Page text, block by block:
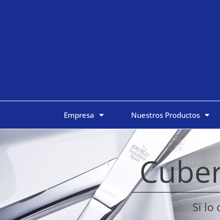
Empresa Nuestros Productos
Si lo